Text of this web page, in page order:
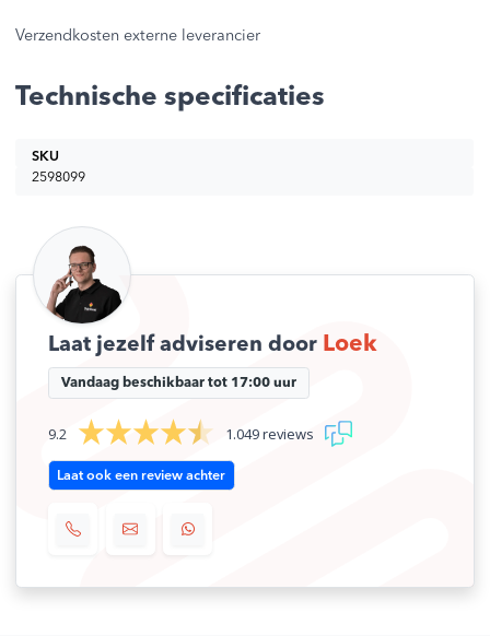
Verzendkosten externe leverancier
Technische specificaties
SKU
2598099
Laat jezelf adviseren door Loek
Vandaag beschikbaar tot 17:00 uur
9.2 1.049 reviews
Laat ook een review achter